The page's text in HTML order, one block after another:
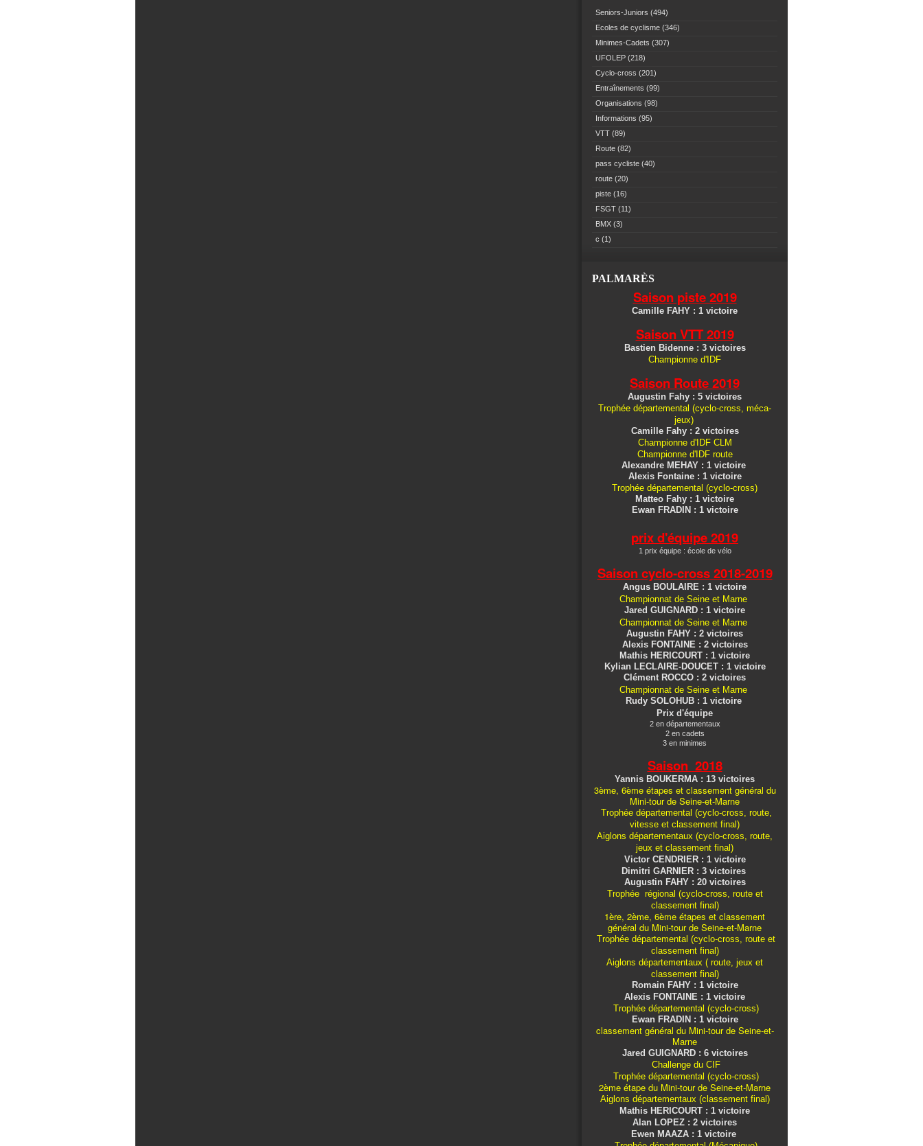
Seniors-Juniors (494)
Ecoles de cyclisme (346)
Minimes-Cadets (307)
UFOLEP (218)
Cyclo-cross (201)
Entraînements (99)
Organisations (98)
Informations (95)
VTT (89)
Route (82)
pass cycliste (40)
route (20)
piste (16)
FSGT (11)
BMX (3)
c (1)
PALMARÈS
Saison piste 2019
Camille FAHY : 1 victoire
Saison VTT 2019
Bastien Bidenne : 3 victoires
Championne d'IDF
Saison Route 2019
Augustin Fahy : 5 victoires
Trophée départemental (cyclo-cross, méca-
jeux)
Camille Fahy : 2 victoires
Championne d'IDF CLM
Championne d'IDF route
Alexandre MEHAY : 1 victoire
Alexis Fontaine : 1 victoire
Trophée départemental (cyclo-cross)
Matteo Fahy : 1 victoire
Ewan FRADIN : 1 victoire
prix d'équipe 2019
1 prix équipe : école de vélo
Saison cyclo-cross2018-2019
Angus BOULAIRE : 1 victoire
Championnat de Seine et Marne
Jared GUIGNARD : 1 victoire
Championnat de Seine et Marne
Augustin FAHY : 2 victoires
Alexis FONTAINE : 2 victoires
Mathis HERICOURT : 1 victoire
Kylian LECLAIRE-DOUCET : 1 victoire
Clément ROCCO : 2 victoires
Championnat de Seine et Marne
Rudy SOLOHUB : 1 victoire
Prix d'équipe
2 en départementaux
2 en cadets
3 en minimes
Saison 2018
Yannis BOUKERMA : 13 victoires
3ème, 6ème étapes et classement général du
Mini-tour de Seine-et-Marne
Trophée départemental (cyclo-cross, route,
vitesse et classement final)
Aiglons départementaux (cyclo-cross, route,
jeux et classement final)
Victor CENDRIER : 1 victoire
Dimitri GARNIER : 3 victoires
Augustin FAHY : 20 victoires
Trophée régional (cyclo-cross, route et
classement final)
1ère, 2ème, 6ème étapes et classement
général du Mini-tour de Seine-et-Marne
Trophée départemental (cyclo-cross, route et
classement final)
Aiglons départementaux ( route, jeux et
classement final)
Romain FAHY : 1 victoire
Alexis FONTAINE : 1 victoire
Trophée départemental (cyclo-cross)
Ewan FRADIN : 1 victoire
classement général du Mini-tour de Seine-et-
Marne
Jared GUIGNARD : 6 victoires
Challenge du CIF
Trophée départemental (cyclo-cross)
2ème étape du Mini-tour de Seine-et-Marne
Aiglons départementaux (classement final)
Mathis HERICOURT : 1 victoire
Alan LOPEZ : 2 victoires
Ewen MAAZA : 1 victoire